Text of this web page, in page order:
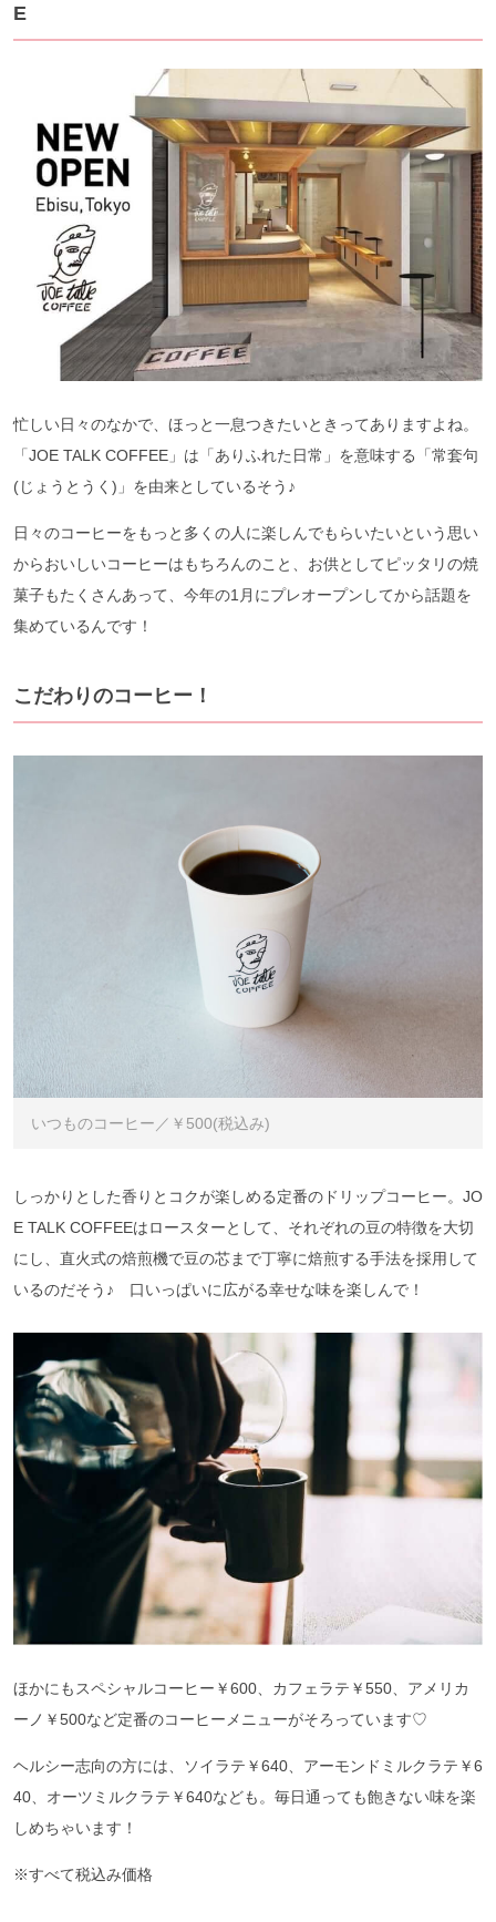
E
忙しい日々のなかで、ほっと一息つきたいときってありますよね。
「JOE TALK COFFEE」は「ありふれた日常」を意味する「常套句
(じょうとうく)」を由来としているそう♪
日々のコーヒーをもっと多くの人に楽しんでもらいたいという思い
からおいしいコーヒーはもちろんのこと、お供としてピッタリの焼
菓子もたくさんあって、今年の1月にプレオープンしてから話題を
集めているんです！
こだわりのコーヒー！
いつものコーヒー／￥500(税込み)
しっかりとした香りとコクが楽しめる定番のドリップコーヒー。JO
E TALK COFFEEはロースターとして、それぞれの豆の特徴を大切
にし、直火式の焙煎機で豆の芯まで丁寧に焙煎する手法を採用して
いるのだそう♪ 口いっぱいに広がる幸せな味を楽しんで！
ほかにもスペシャルコーヒー￥600、カフェラテ￥550、アメリカ
ーノ￥500など定番のコーヒーメニューがそろっています♡
ヘルシー志向の方には、ソイラテ￥640、アーモンドミルクラテ￥6
40、オーツミルクラテ￥640なども。毎日通っても飽きない味を楽
しめちゃいます！
※すべて税込み価格